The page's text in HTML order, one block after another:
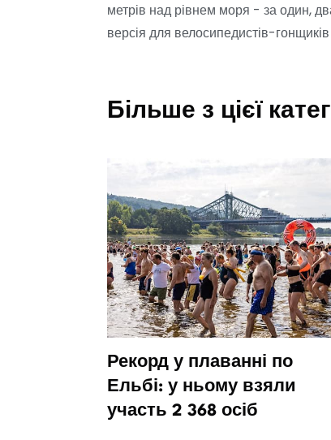
метрів над рівнем моря - за один,
версія для велосипедистів-
Більше з цієї
Рекорд у плаванні по
Ельбі: у ньому взяли
участь 2 368 осіб